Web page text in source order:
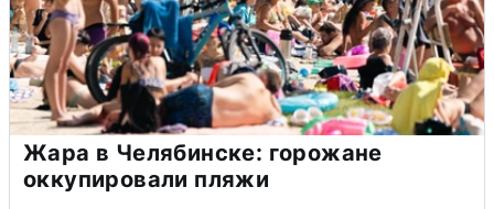
Жара в Челябинске: горожане
оккупировали пляжи